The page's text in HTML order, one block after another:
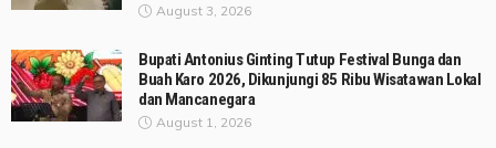
August 3, 2026
Bupati Antonius Ginting Tutup Festival Bunga dan
Buah Karo 2026, Dikunjungi 85 Ribu Wisatawan Lokal
dan Mancanegara
August 1, 2026